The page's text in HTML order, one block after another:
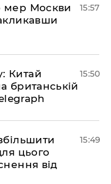
мер Москви
15:57
Китай
британській
15:50
цього
від
15:49